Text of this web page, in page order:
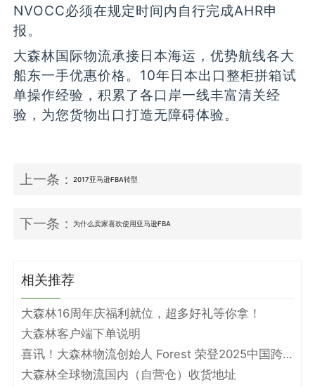
NVOCC必须在规定时间内自行完成AHR申
报。
大森林国际物流承接日本海运，优势航线各大
船东一手优惠价格。10年日本出口整柜拼箱试
单操作经验，积累了各口岸一线丰富清关经
验，为您货物出口打造无障碍体验。
上一条：2017亚马逊FBA转型
下一条：为什么卖家喜欢使用亚马逊FBA
相关推荐
大森林16周年庆福利就位，超多好礼等你拿！
大森林客户端下单说明
喜讯！大森林物流创始人 Forest 荣登2025中国跨境电商物流名人堂！
大森林全球物流国内（自营仓）收货地址